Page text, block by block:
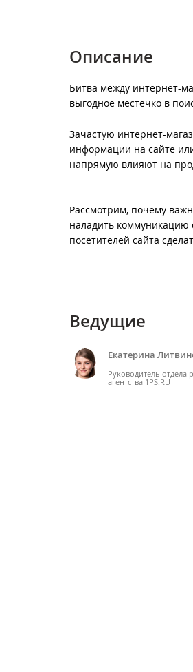
Описание
Битва между интернет-
выгодное местечко в
Зачастую интернет-
информации на сайте
напрямую влияют на
Рассмотрим, почему
наладить коммуникацию
посетителей сайта
Ведущие
Екатерина
Руководитель отдела
агентства 1PS.RU